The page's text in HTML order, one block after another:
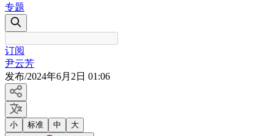
专题
订阅
尹云芳
发布/2024年6月2日 01:06
小 标准 中 大